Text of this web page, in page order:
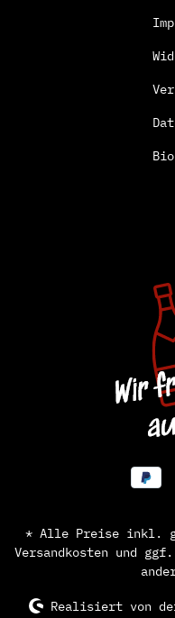
* Alle Preise inkl.
Versandkosten und ggf.
Realisiert von